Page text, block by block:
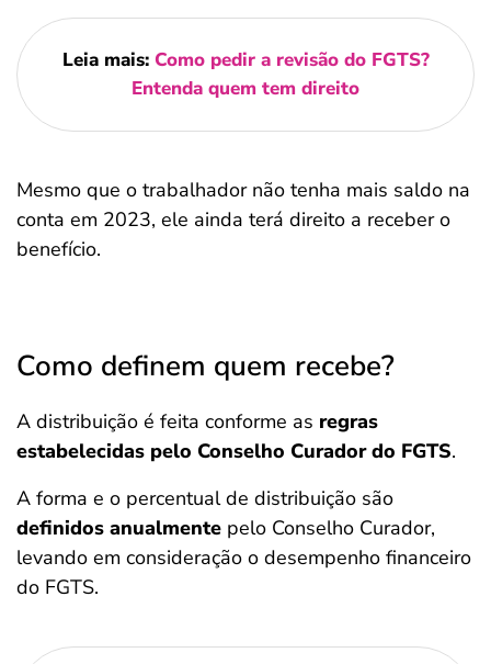
Leia mais: Como pedir a revisão do FGTS?
Entenda quem tem direito
Mesmo que o trabalhador não tenha mais saldo na
conta em 2023, ele ainda terá direito a receber o
benefício.
Como definem quem recebe?
A distribuição é feita conforme as regras
estabelecidas pelo Conselho Curador do FGTS.
A forma e o percentual de distribuição são
definidos anualmente pelo Conselho Curador,
levando em consideração o desempenho financeiro
do FGTS.